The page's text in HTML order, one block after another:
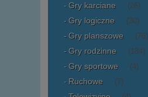
Gry karciane (26)
Gry logiczne (30)
Gry planszowe (76)
Gry rodzinne (184)
Gry sportowe (4)
Ruchowe (7)